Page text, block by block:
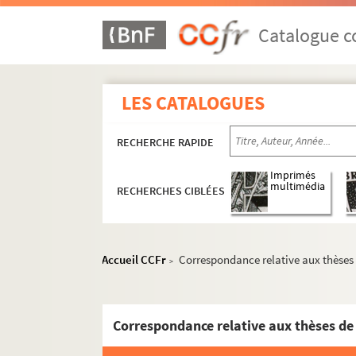
Catalogue
LES CATALOGUES
RECHERCHE RAPIDE
RECHERCHES CIBLÉES
Imprimés
multimédia
Accueil CCFr > Correspondance relative aux
MS 1151-1155. Le Saint-Empire Romain
MS 1156-1183. La politique française en
MS 1184-1186. Histoire d'Alsace
MS 1187-1191. Alsatiques divers
MS 1192-1198. L'Alsace au XVII
MS 1241-1250. Procès-verbaux de
MS 1251-1293. Révolution en Alsace